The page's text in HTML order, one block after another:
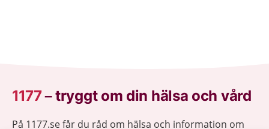
1177–tryggt om din hälsa och vård
På 1177.se får du råd om hälsa och information om